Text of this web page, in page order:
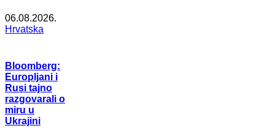
06.08.2026.
Hrvatska
Bloomberg:
Europljani i
Rusi tajno
razgovarali o
miru u
Ukrajini